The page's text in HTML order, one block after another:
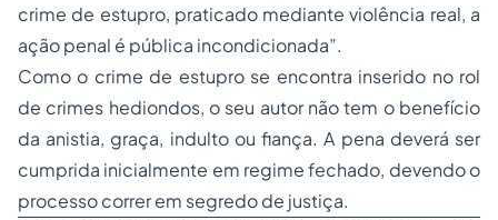
crime de estupro, praticado mediante violência real, a
ação penal é pública incondicionada”.
Como o crime de estupro se encontra inserido no rol
de crimes hediondos, o seu autor não tem o benefício
da anistia, graça, indulto ou fiança. A pena deverá ser
cumprida inicialmente em regime fechado, devendo o
processo correr em segredo de justiça.